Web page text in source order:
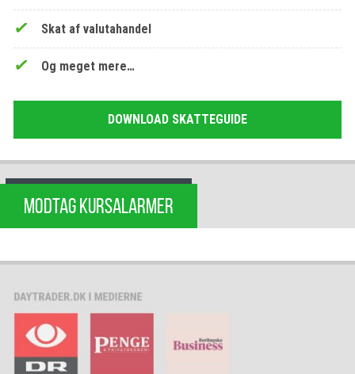
Skat af valutahandel
Og meget mere…
DOWNLOAD SKATTEGUIDE
MODTAG KURSALARMER